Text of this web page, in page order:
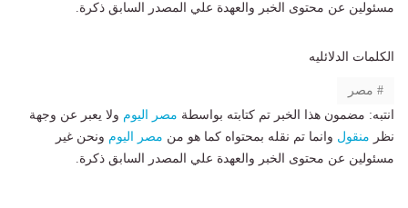
مسئولين عن محتوى الخبر والعهدة علي المصدر السابق ذكرة.
الكلمات الدلائليه
مصر
انتبه: مضمون هذا الخبر تم كتابته بواسطة مصر اليوم ولا يعبر عن وجهة
نظر منقول وانما تم نقله بمحتواه كما هو من مصر اليوم ونحن غير
مسئولين عن محتوى الخبر والعهدة علي المصدر السابق ذكرة.